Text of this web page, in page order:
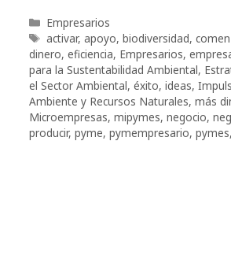
Categorías
Empresarios
Etiquetas
activar, apoyo, biodiversidad,
dinero, eficiencia, Empresarios,
para la Sustentabilidad Ambiental,
el Sector Ambiental, éxito, ideas,
Ambiente y Recursos Naturales, más
Microempresas, mipymes, negocio,
producir, pyme, pymempresario, pymes,